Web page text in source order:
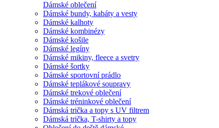
Dámské oblečení
Dámské bundy, kabáty a vesty
Dámské kalhoty
Dámské kombinézy
Dámské košile
Dámské legíny
Dámské mikiny, fleece a svetry
Dámské šortky
Dámské sportovní prádlo
Dámské teplákové soupravy
Dámské trekové oblečení
Dámské tréninkové oblečení
Dámská trička a topy s UV filtrem
Dámská trička, T-shirty a topy